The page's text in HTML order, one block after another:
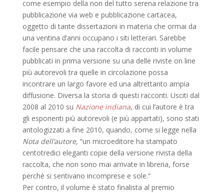
come esempio della non del tutto serena relazione tra
pubblicazione via web e pubblicazione cartacea,
oggetto di tante dissertazioni in materia che ormai da
una ventina d’anni occupano i siti letterari. Sarebbe
facile pensare che una raccolta di racconti in volume
pubblicati in prima versione su una delle riviste on line
più autorevoli tra quelle in circolazione possa
incontrare un largo favore ed una altrettanto ampia
diffusione. Diversa la storia di questi racconti. Usciti dal
2008 al 2010 su Nazione indiana, di cui l’autore è tra
gli esponenti più autorevoli (e più appartati), sono stati
antologizzati a fine 2010, quando, come si legge nella
Nota dell’autore, “un microeditore ha stampato
centotredici eleganti copie della versione rivista della
raccolta, che non sono mai arrivate in libreria, forse
perché si sentivano incomprese e sole.”
Per contro, il volume è stato finalista al premio